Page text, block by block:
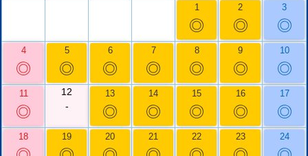
1
◎
2
◎
3
◎
4
◎
5
◎
6
◎
7
◎
8
◎
9
◎
10
◎
11
◎
12
-
13
◎
14
◎
15
◎
16
◎
17
◎
18 19 20 21 22 23 24